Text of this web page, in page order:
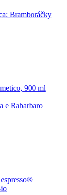
Bramboráčky
900 ml
e Rabarbaro